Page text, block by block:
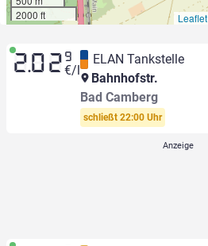
2000 ft
Leaflet
2.02 9
€/l
ELAN Tankstelle
Bahnhofstr.
Bad Camberg
schließt 22:00 Uhr